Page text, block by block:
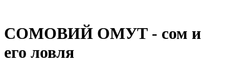
СОМОВИЙ ОМУТ - сом и
его ловля